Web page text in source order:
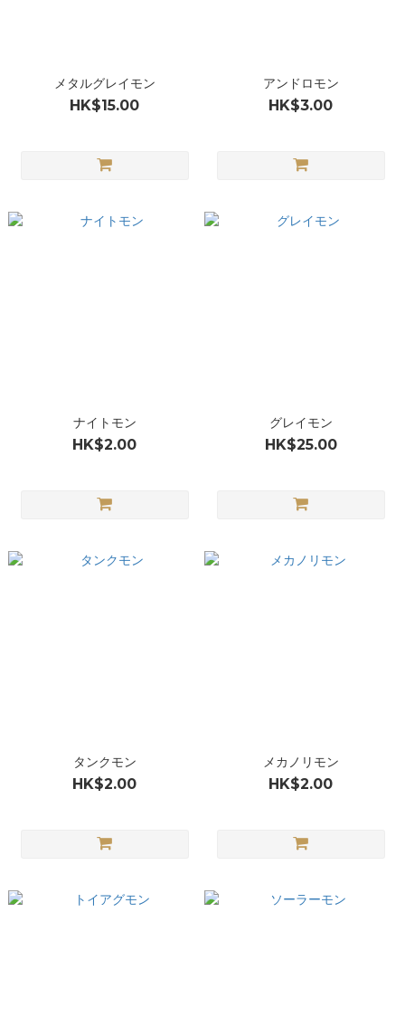
メタルグレイモン
HK$15.00
アンドロモン
HK$3.00
ナイトモン
HK$2.00
グレイモン
HK$25.00
タンクモン
HK$2.00
メカノリモン
HK$2.00